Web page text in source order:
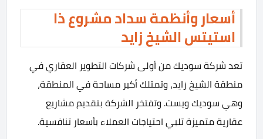
أسعار وأنظمة سداد مشروع ذا
استيتس الشيخ زايد
تعد شركة سوديك من أولى شركات التطوير العقاري في
منطقة الشيخ زايد، وتمتلك أكبر مساحة في المنطقة،
وهي سوديك ويست. وتفتخر الشركة بتقديم مشاريع
عقارية متميزة تلبي احتياجات العملاء بأسعار تنافسية.